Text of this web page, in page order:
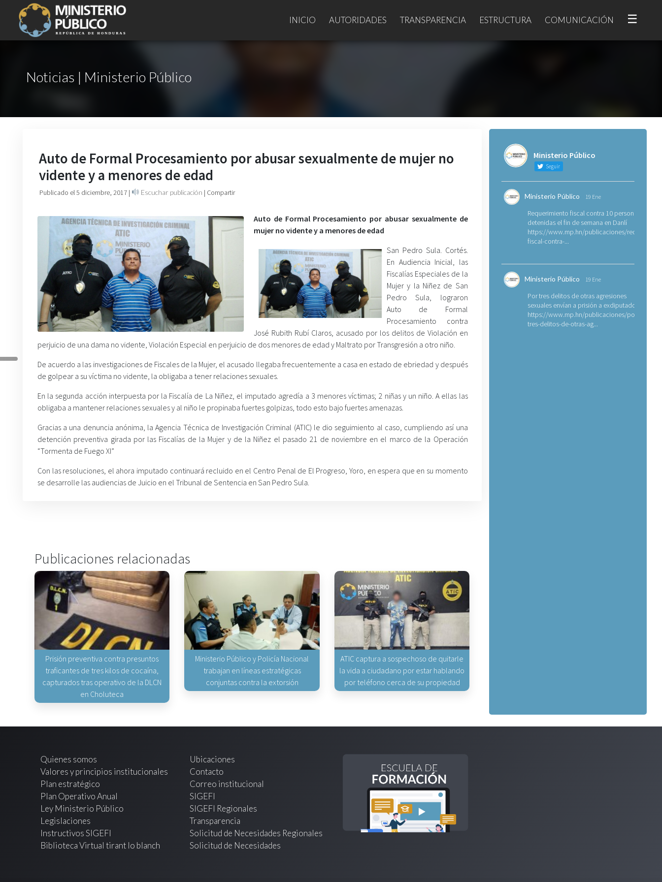
INICIO AUTORIDADES TRANSPARENCIA ESTRUCTURA COMUNICACIÓN ☰
Noticias | Ministerio Público
Auto de Formal Procesamiento por abusar sexualmente de mujer no
vidente y a menores de edad
Publicado el 5 diciembre, 2017 | Escuchar publicación | Compartir
Auto de Formal Procesamiento por abusar sexualmente de
mujer no vidente y a menores de edad
San Pedro Sula. Cortés.
En Audiencia Inicial, las
Fiscalías Especiales de la
Mujer y la Niñez de San
Pedro Sula, lograron
Auto de Formal
Procesamiento contra
José Rubith Rubí Claros, acusado por los delitos de Violación en
perjuicio de una dama no vidente, Violación Especial en perjuicio de dos menores de edad y Maltrato por Transgresión a otro niño.
De acuerdo a las investigaciones de Fiscales de la Mujer, el acusado llegaba frecuentemente a casa en estado de ebriedad y después
de golpear a su víctima no vidente, la obligaba a tener relaciones sexuales.
En la segunda acción interpuesta por la Fiscalía de La Niñez, el imputado agredía a 3 menores víctimas; 2 niñas y un niño. A ellas las
obligaba a mantener relaciones sexuales y al niño le propinaba fuertes golpizas, todo esto bajo fuertes amenazas.
Gracias a una denuncia anónima, la Agencia Técnica de Investigación Criminal (ATIC) le dio seguimiento al caso, cumpliendo así una
detención preventiva girada por las Fiscalías de la Mujer y de la Niñez el pasado 21 de noviembre en el marco de la Operación
“Tormenta de Fuego XI”
Con las resoluciones, el ahora imputado continuará recluido en el Centro Penal de El Progreso, Yoro, en espera que en su momento
se desarrolle las audiencias de Juicio en el Tribunal de Sentencia en San Pedro Sula.
Publicaciones relacionadas
Prisión preventiva contra presuntos
traficantes de tres kilos de cocaína,
capturados tras operativo de la DLCN
en Choluteca
Ministerio Público y Policía Nacional
trabajan en líneas estratégicas
conjuntas contra la extorsión
ATIC captura a sospechoso de quitarle
la vida a ciudadano por estar hablando
por teléfono cerca de su propiedad
Ministerio Público
Seguir
Ministerio Público 19 Ene
Requerimiento fiscal contra 10 personas
detenidas el fin de semana en Danlí
https://www.mp.hn/publicaciones/
fiscal-contra-...
Ministerio Público 19 Ene
Por tres delitos de otras agresiones
sexuales envían a prisión a exdiputado
https://www.mp.hn/publicaciones/por-
tres-delitos-de-otras-ag...
Quienes somos
Valores y principios institucionales
Plan estratégico
Plan Operativo Anual
Ley Ministerio Público
Legislaciones
Instructivos SIGEFI
Biblioteca Virtual tirant lo blanch
Ubicaciones
Contacto
Correo institucional
SIGEFI
SIGEFI Regionales
Transparencia
Solicitud de Necesidades Regionales
Solicitud de Necesidades